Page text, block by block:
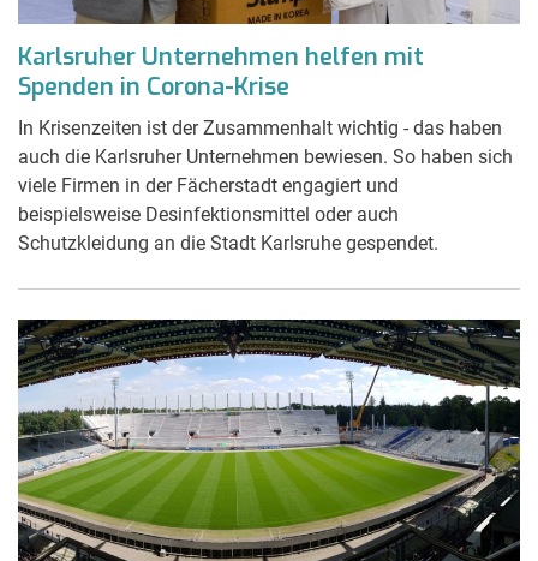
Karlsruher Unternehmen helfen mit
Spenden in Corona-Krise
In Krisenzeiten ist der Zusammenhalt wichtig - das haben
auch die Karlsruher Unternehmen bewiesen. So haben sich
viele Firmen in der Fächerstadt engagiert und
beispielsweise Desinfektionsmittel oder auch
Schutzkleidung an die Stadt Karlsruhe gespendet.